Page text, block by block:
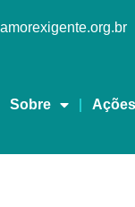
Sobre Ações